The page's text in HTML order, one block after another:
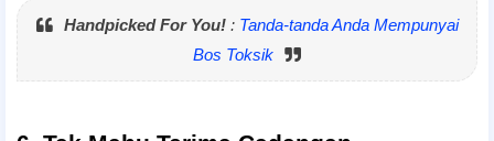
Handpicked For You!: Tanda-tanda Anda Mempunyai
Bos Toksik